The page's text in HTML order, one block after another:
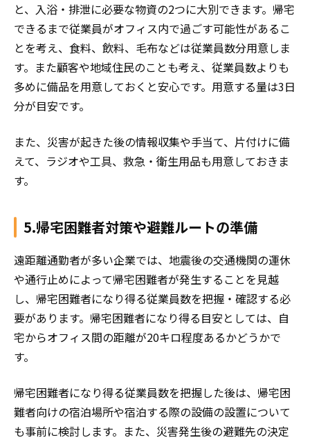
と、入浴・排泄に必要な物資の2つに大別できます。帰宅
できるまで従業員がオフィス内で過ごす可能性があるこ
とを考え、食料、飲料、毛布などは従業員数分用意しま
す。また顧客や地域住民のことも考え、従業員数よりも
多めに備品を用意しておくと安心です。用意する量は3日
分が目安です。
また、災害が起きた後の情報収集や手当て、片付けに備
えて、ラジオや工具、救急・衛生用品も用意しておきま
す。
5.帰宅困難者対策や避難ルートの準備
遠距離通勤者が多い企業では、地震後の交通機関の運休
や通行止めによって帰宅困難者が発生することを見越
し、帰宅困難者になり得る従業員数を把握・確認する必
要があります。帰宅困難者になり得る目安としては、自
宅からオフィス間の距離が20キロ程度あるかどうかで
す。
帰宅困難者になり得る従業員数を把握した後は、帰宅困
難者向けの宿泊場所や宿泊する際の設備の設置について
も事前に検討します。また、災害発生後の避難先の決定